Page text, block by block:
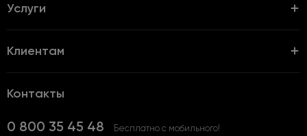
Услуги
Клиентам
Контакты
0 800 35 45 48 Бесплатно с мобильного!